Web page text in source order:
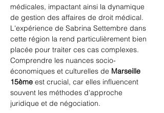
médicales, impactant ainsi la dynamique
de gestion des affaires de droit médical.
L'expérience de Sabrina Settembre dans
cette région la rend particulièrement bien
placée pour traiter ces cas complexes.
Comprendre les nuances socio-
économiques et culturelles de Marseille
15ème est crucial, car elles influencent
souvent les méthodes d'approche
juridique et de négociation.